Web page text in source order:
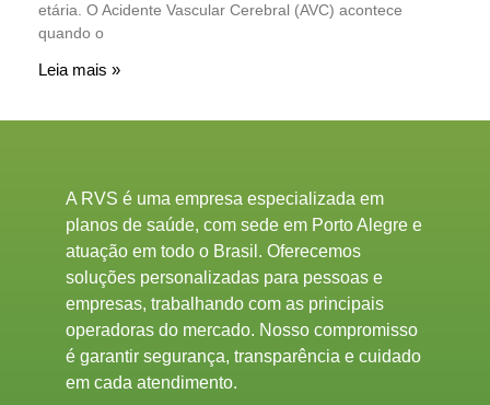
etária. O Acidente Vascular Cerebral (AVC) acontece
quando o
Leia mais »
A RVS é uma empresa especializada em
planos de saúde, com sede em Porto Alegre e
atuação em todo o Brasil. Oferecemos
soluções personalizadas para pessoas e
empresas, trabalhando com as principais
operadoras do mercado. Nosso compromisso
é garantir segurança, transparência e cuidado
em cada atendimento.